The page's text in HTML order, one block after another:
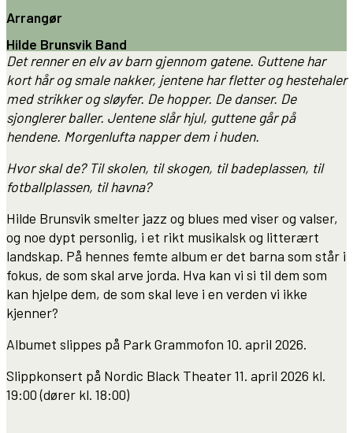
Arrangør
Hilde Brunsvik Band
Det renner en elv av barn gjennom gatene. Guttene har
kort hår og smale nakker, jentene har fletter og hestehaler
med strikker og sløyfer. De hopper. De danser. De
sjonglerer baller. Jentene slår hjul, guttene går på
hendene. Morgenlufta napper dem i huden.
Hvor skal de? Til skolen, til skogen, til badeplassen, til
fotballplassen, til havna?
Hilde Brunsvik smelter jazz og blues med viser og valser,
og noe dypt personlig, i et rikt musikalsk og litterært
landskap. På hennes femte album er det barna som står i
fokus, de som skal arve jorda. Hva kan vi si til dem som
kan hjelpe dem, de som skal leve i en verden vi ikke
kjenner?
Albumet slippes på Park Grammofon 10. april 2026.
Slippkonsert på Nordic Black Theater 11. april 2026 kl.
19:00 (dører kl. 18:00)